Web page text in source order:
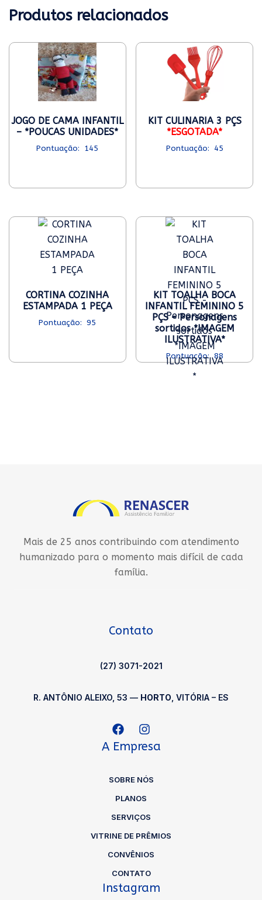
Produtos relacionados
JOGO DE CAMA INFANTIL
– *POUCAS UNIDADES*
145
KIT CULINARIA 3 PÇS
*ESGOTADA*
45
CORTINA COZINHA
ESTAMPADA 1 PEÇA
95
KIT TOALHA BOCA
INFANTIL FEMININO 5
PÇS – Personagens
sortidos *IMAGEM
ILUSTRATIVA*
88
Mais de 25 anos contribuindo com atendimento
humanizado para o momento mais difícil de cada
família.
A Empresa
SOBRE NÓS
PLANOS
SERVIÇOS
VITRINE DE PRÊMIOS
CONVÊNIOS
CONTATO
Contato
(27) 3071-2021
R. ANTÔNIO ALEIXO, 53 — HORTO , VITÓRIA – ES
Instagram